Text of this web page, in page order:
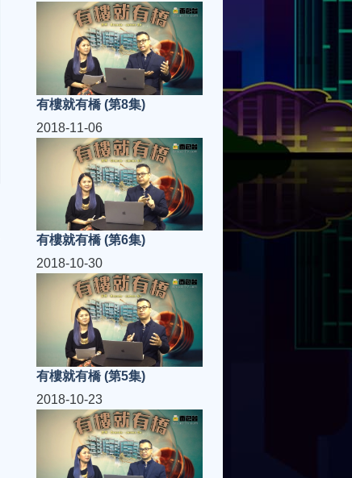
有樓就有橋 (第8集)
2018-11-06
有樓就有橋 (第6集)
2018-10-30
有樓就有橋 (第5集)
2018-10-23